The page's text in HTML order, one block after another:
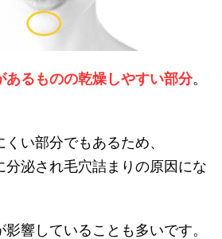
あるものの乾燥しやすい部分。
い部分でもあるため、
分泌され毛穴詰まりの原因にな
影響していることも多いです。